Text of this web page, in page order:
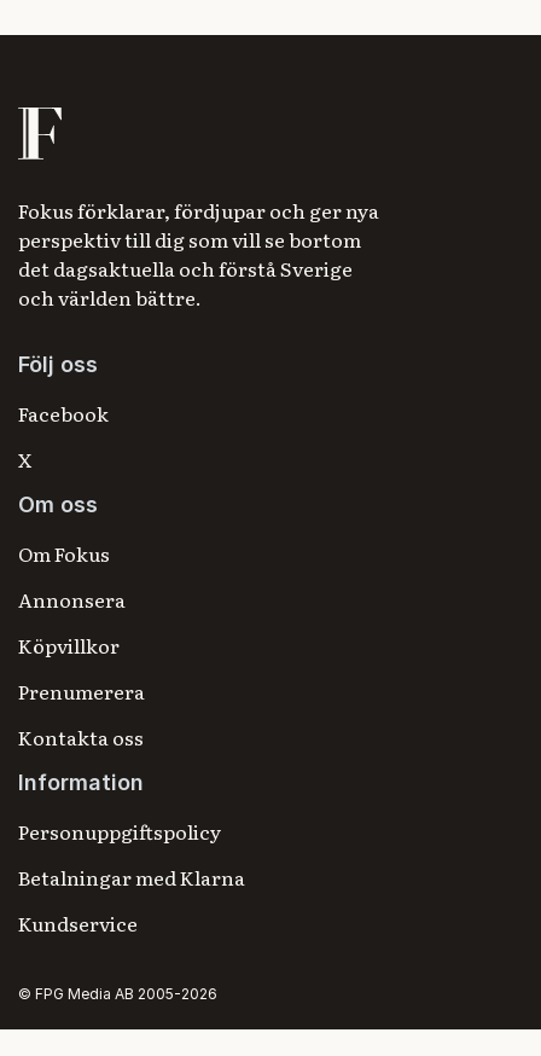
Fokus förklarar, fördjupar och ger nya
perspektiv till dig som vill se bortom
det dagsaktuella och förstå Sverige
och världen bättre.
Följ oss
Facebook
X
Om oss
Om Fokus
Annonsera
Köpvillkor
Prenumerera
Kontakta oss
Information
Personuppgiftspolicy
Betalningar med Klarna
Kundservice
© FPG Media AB 2005-2026